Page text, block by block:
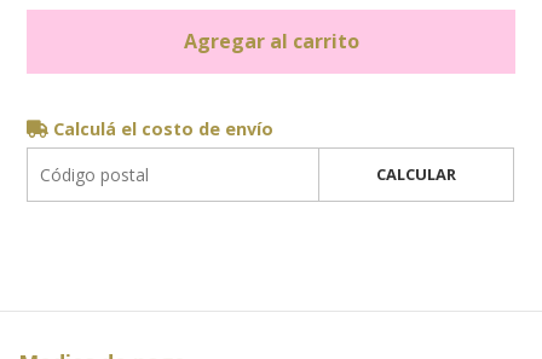
Agregar al carrito
Calculá el costo de envío
CALCULAR